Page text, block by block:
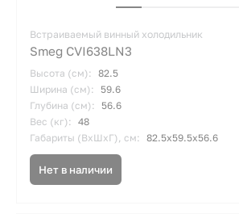
Встраиваемый винный холодильник
Smeg CVI638LN3
Высота (см): 82.5
Ширина (см):
59.6
Глубина (см):
56.6
Вес (кг): 48
Габариты (ВхШхГ), см: 82.5х59.5х56.6
Нет в наличии